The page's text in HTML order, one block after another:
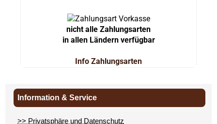
nicht alle Zahlungsarten
in allen Ländern verfügbar
Info Zahlungsarten
Information & Service
>> Privatsphäre und Datenschutz